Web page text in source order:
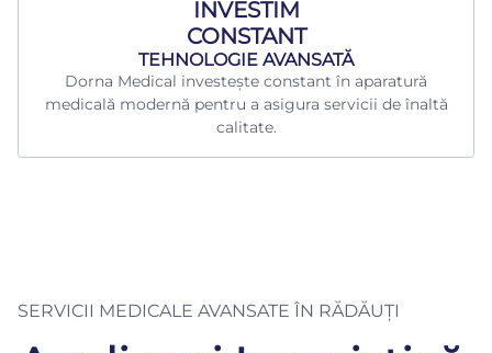
INVESTIM
CONSTANT
TEHNOLOGIE AVANSATĂ
Dorna Medical investește constant în aparatură
medicală modernă pentru a asigura servicii de înaltă
calitate.
SERVICII MEDICALE AVANSATE ÎN RĂDĂUȚI